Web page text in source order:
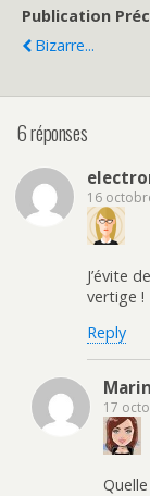
Publication
Bizarre...
6 réponses
16
J’évite
vertige !
Reply
17